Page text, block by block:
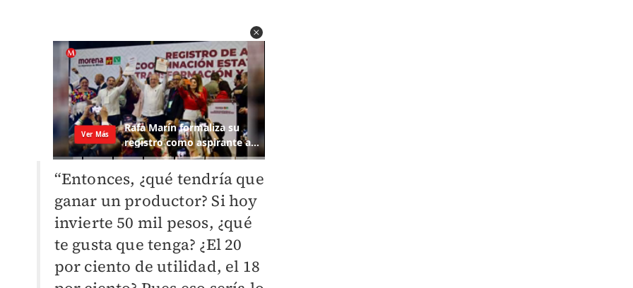
“Entonces, ¿qué tendría que
ganar un productor? Si hoy
invierte 50 mil pesos, ¿qué
te gusta que tenga? ¿El 20
por ciento de utilidad, el 18